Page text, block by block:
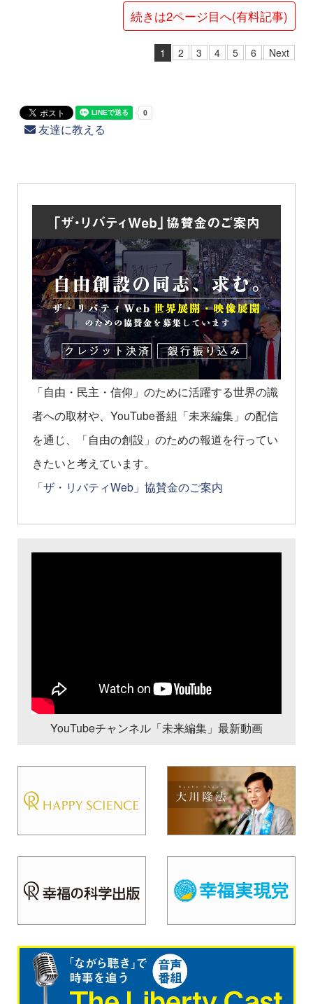
続きは2ページ目へ(有料記事)
1 2 3 4 5 6 Next
友達に教える
「自由・民主・信仰」のために活躍する世界の識
者への取材や、YouTube番組「未来編集」の配信
を通じ、「自由の創設」のための報道を行ってい
きたいと考えています。
「ザ・リバティWeb」協賛金のご案内
YouTubeチャンネル「未来編集」最新動画